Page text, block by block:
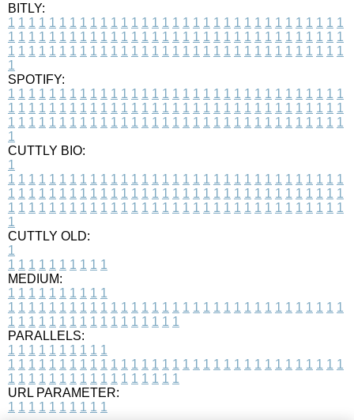
BITLY:
1 1 1 1 1 1 1 1 1 1 1 1 1 1 1 1 1 1 1 1 1 1 1 1 1 1 1 1 1 1 1 1 1
1 1 1 1 1 1 1 1 1 1 1 1 1 1 1 1 1 1 1 1 1 1 1 1 1 1 1 1 1 1 1 1 1
1 1 1 1 1 1 1 1 1 1 1 1 1 1 1 1 1 1 1 1 1 1 1 1 1 1 1 1 1 1 1 1 1
1
SPOTIFY:
1 1 1 1 1 1 1 1 1 1 1 1 1 1 1 1 1 1 1 1 1 1 1 1 1 1 1 1 1 1 1 1 1
1 1 1 1 1 1 1 1 1 1 1 1 1 1 1 1 1 1 1 1 1 1 1 1 1 1 1 1 1 1 1 1 1
1 1 1 1 1 1 1 1 1 1 1 1 1 1 1 1 1 1 1 1 1 1 1 1 1 1 1 1 1 1 1 1 1
1
CUTTLY BIO:
1
1 1 1 1 1 1 1 1 1 1 1 1 1 1 1 1 1 1 1 1 1 1 1 1 1 1 1 1 1 1 1 1 1
1 1 1 1 1 1 1 1 1 1 1 1 1 1 1 1 1 1 1 1 1 1 1 1 1 1 1 1 1 1 1 1 1
1 1 1 1 1 1 1 1 1 1 1 1 1 1 1 1 1 1 1 1 1 1 1 1 1 1 1 1 1 1 1 1 1
1
CUTTLY OLD:
1
1 1 1 1 1 1 1 1 1 1
MEDIUM:
1 1 1 1 1 1 1 1 1 1
1 1 1 1 1 1 1 1 1 1 1 1 1 1 1 1 1 1 1 1 1 1 1 1 1 1 1 1 1 1 1 1 1
1 1 1 1 1 1 1 1 1 1 1 1 1 1 1 1 1
PARALLELS:
1 1 1 1 1 1 1 1 1 1
1 1 1 1 1 1 1 1 1 1 1 1 1 1 1 1 1 1 1 1 1 1 1 1 1 1 1 1 1 1 1 1 1
1 1 1 1 1 1 1 1 1 1 1 1 1 1 1 1 1
URL PARAMETER:
1 1 1 1 1 1 1 1 1 1